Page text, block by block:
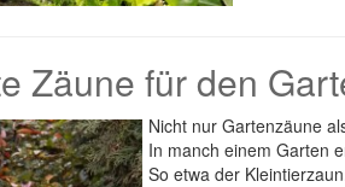
Zäune für den
Nicht nur Gartenzäune
In manch einem Garten
So etwa der